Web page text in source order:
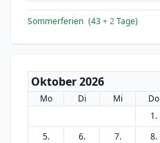
Sommerferien (43+ 2Tage)
Oktober 2026
Mo Di Mi Do
1.
5.
6. 7. 8.